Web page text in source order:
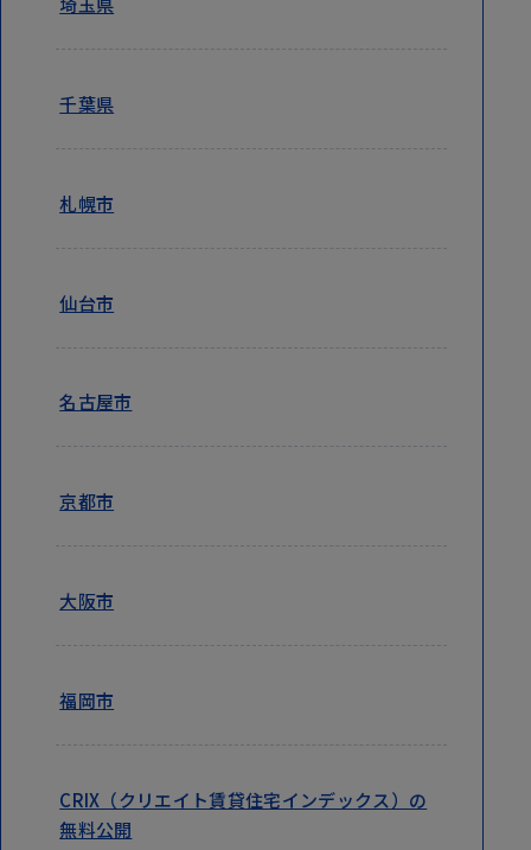
千葉県
札幌市
仙台市
名古屋市
京都市
大阪市
福岡市
CRIX（クリエイト賃貸住宅インデックス）の
無料公開